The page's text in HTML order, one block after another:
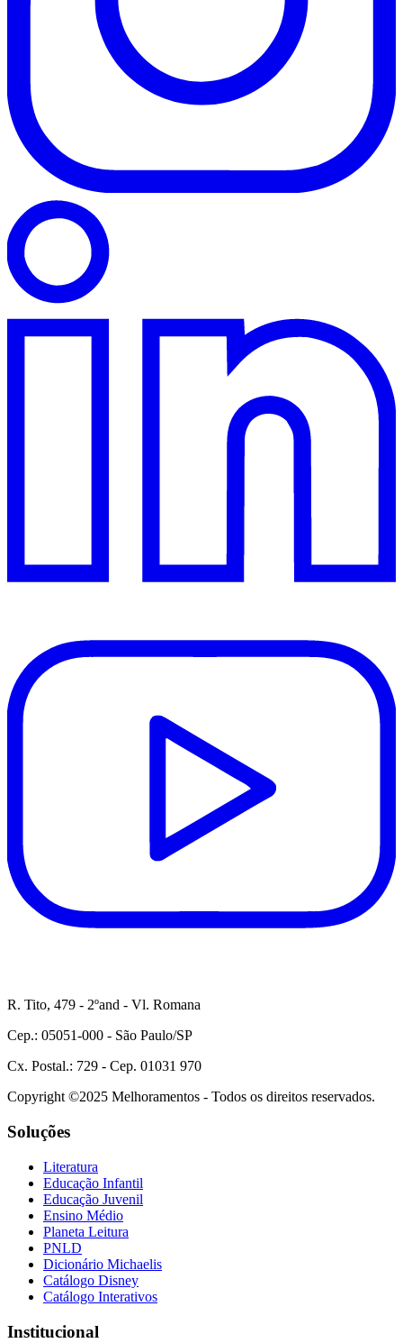
R. Tito, 479 - 2ºand - Vl. Romana
Cep.: 05051-000 - São Paulo/SP
Cx. Postal.: 729 - Cep. 01031 970
Copyright ©2025 Melhoramentos - Todos os direitos reservados.
Soluções
Literatura
Educação Infantil
Educação Juvenil
Ensino Médio
Planeta Leitura
PNLD
Dicionário Michaelis
Catálogo Disney
Catálogo Interativos
Institucional